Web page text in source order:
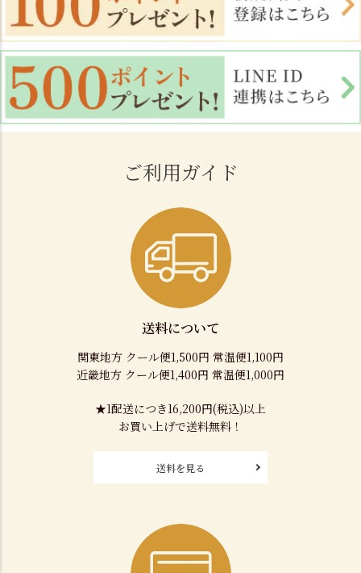
ご利用ガイド
送料について
関東地方 クール便1,500円 常温便1,100円
近畿地方 クール便1,400円 常温便1,000円
★1配送につき16,200円(税込)以上
お買い上げで送料無料！
送料を見る